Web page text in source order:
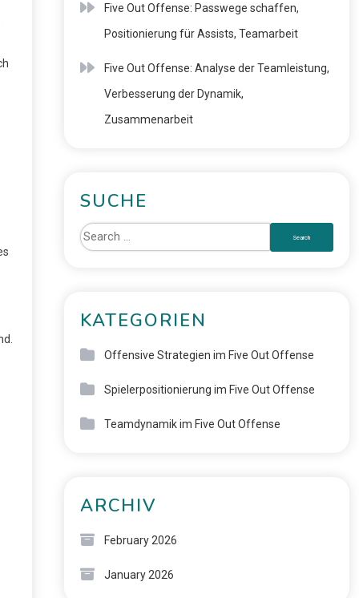
Five Out Offense: Passwege schaffen,
Positionierung für Assists, Teamarbeit
Five Out Offense: Analyse der Teamleistung,
Verbesserung der Dynamik,
Zusammenarbeit
SUCHE
KATEGORIEN
Offensive Strategien im Five Out Offense
Spielerpositionierung im Five Out Offense
Teamdynamik im Five Out Offense
ARCHIV
February 2026
January 2026